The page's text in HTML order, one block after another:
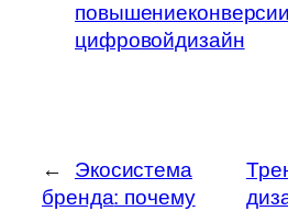
повышениеконверсии
цифровойдизайн
←
Экосистема
бренда: почему